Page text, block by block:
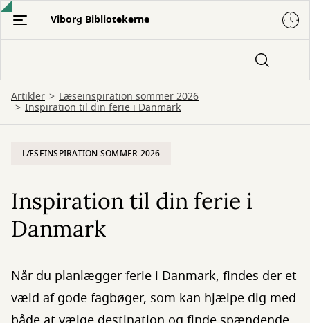
Gå
hovedindhold
Viborg Bibliotekerne
Artikler Læseinspiration sommer 2026
Inspiration til din ferie i Danmark
LÆSEINSPIRATION SOMMER 2026
Inspiration til din ferie i
Danmark
Når du planlægger ferie i Danmark, findes der et
væld af gode fagbøger, som kan hjælpe dig med